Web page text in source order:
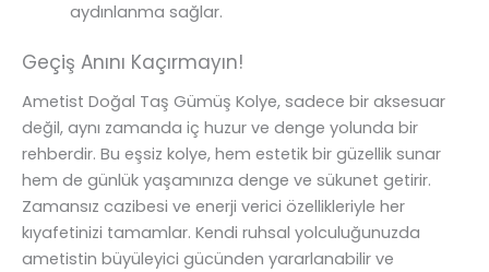
aydınlanma sağlar.
Geçiş Anını Kaçırmayın!
Ametist Doğal Taş Gümüş Kolye, sadece bir aksesuar
değil, aynı zamanda iç huzur ve denge yolunda bir
rehberdir. Bu eşsiz kolye, hem estetik bir güzellik sunar
hem de günlük yaşamınıza denge ve sükunet getirir.
Zamansız cazibesi ve enerji verici özellikleriyle her
kıyafetinizi tamamlar. Kendi ruhsal yolculuğunuzda
ametistin büyüleyici gücünden yararlanabilir ve